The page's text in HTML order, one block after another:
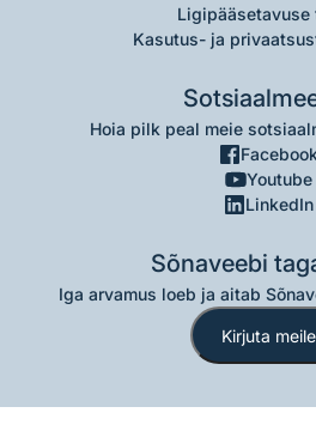
Ligipääsetavuse
Kasutus- ja
Hoia pilk peal meie
Facebook
Youtube
LinkedIn
Sõnaveebi
Iga arvamus loeb ja aitab
Kirjuta meile